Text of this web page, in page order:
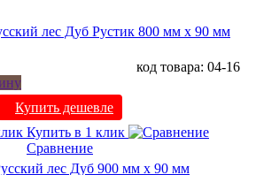
лес Дуб Рустик 800 мм х 90 мм
код товара: 04-16
Купить дешевле
Купить в 1 клик
Сравнение